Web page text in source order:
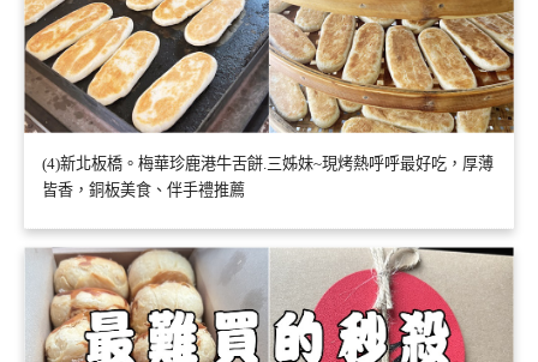
(4)新北板橋。梅華珍鹿港牛舌餅.三姊妹~現烤熱呼呼最好吃，厚薄
皆香，銅板美食、伴手禮推薦